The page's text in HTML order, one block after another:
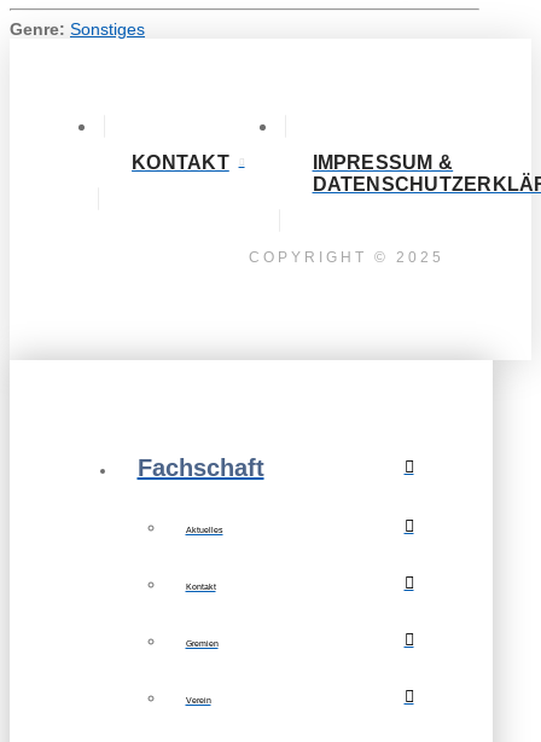
Genre: Sonstiges
KONTAKT
IMPRESSUM &
COPYRIGHT © 2025
Fachschaft
Aktuelles
Kontakt
Gremien
Verein